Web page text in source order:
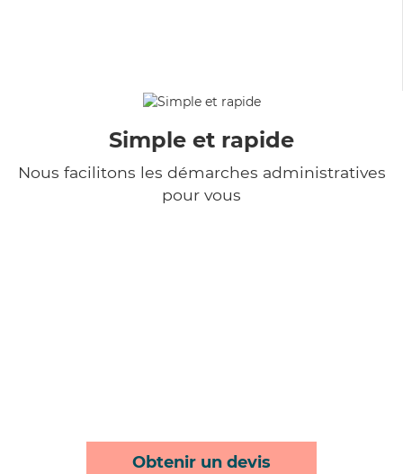
Simple et rapide
Nous facilitons les démarches administratives
pour vous
Obtenir un devis